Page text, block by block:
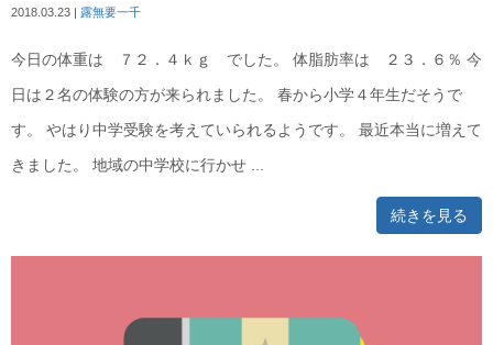
2018.03.23 露無要一千
今日の体重は ７２．４ｋｇ でした。 体脂肪率は ２３．６％ 今
日は２名の体験の方が来られました。 春から小学４年生だそうで
す。 やはり中学受験を考えていられるようです。 最近本当に増えて
きました。 地域の中学校に行かせ ...
続きを見る